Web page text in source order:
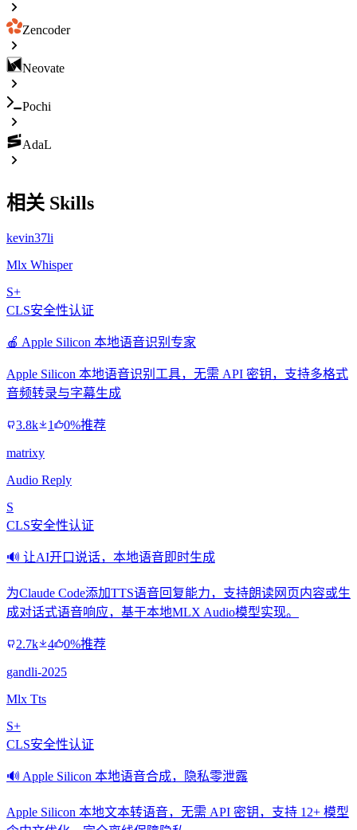
Zencoder
Neovate
Pochi
AdaL
相关 Skills
kevin37li
Mlx Whisper
S+
CLS安全性认证
🍎 Apple Silicon 本地语音识别专家
Apple Silicon 本地语音识别工具，无需 API 密钥，支持多格式
音频转录与字幕生成
3.8k 1 0%推荐
matrixy
Audio Reply
S
CLS安全性认证
🔊 让AI开口说话，本地语音即时生成
为Claude Code添加TTS语音回复能力，支持朗读网页内容或生
成对话式语音响应，基于本地MLX Audio模型实现。
2.7k 4 0%推荐
gandli-2025
Mlx Tts
S+
CLS安全性认证
🔊 Apple Silicon 本地语音合成，隐私零泄露
Apple Silicon 本地文本转语音，无需 API 密钥，支持 12+ 模型